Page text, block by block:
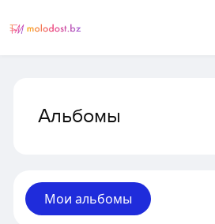
Альбомы
Мои альбомы